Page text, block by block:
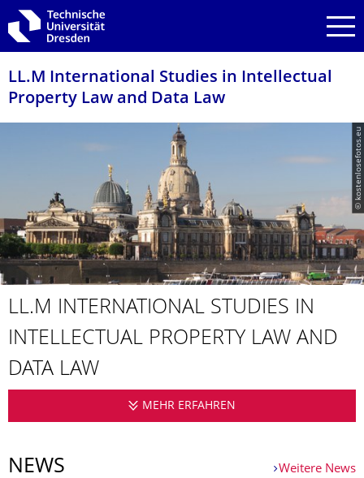
Zur Hauptnavigation springen
Zur Suche springen
Zum Inhalt springen
LL.M International Studies in Intellectual
Property Law and Data Law
© kostenlosefotos.eu
LL.M INTERNATIONAL STUDIES IN
INTELLECTUAL PROPERTY LAW AND
DATA LAW
MEHR ERFAHREN
NEWS Weitere News